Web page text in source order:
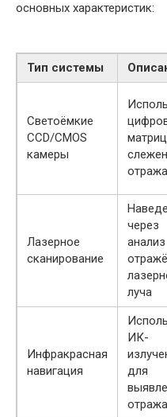
основных характеристик:
Тип системы
Светоёмкие
CCD/CMOS
камеры
Лазерное
сканирование
через
анализ
луча
Инфракрасная
навигация
ИК-
для